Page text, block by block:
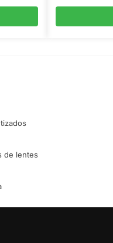
de lentes